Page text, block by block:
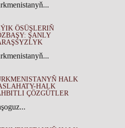
ÖSÜŞLERIŇ
ŞANLY
HALK
HALK
ÇÖZGÜTLER